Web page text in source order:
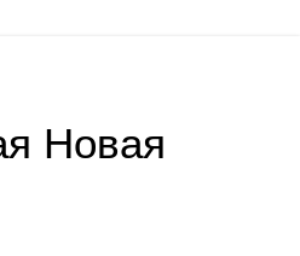
Новая